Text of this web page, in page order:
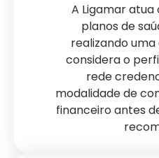
A Ligamar
planos de
realizando
considera o
rede
modalidade de
financeiro antes